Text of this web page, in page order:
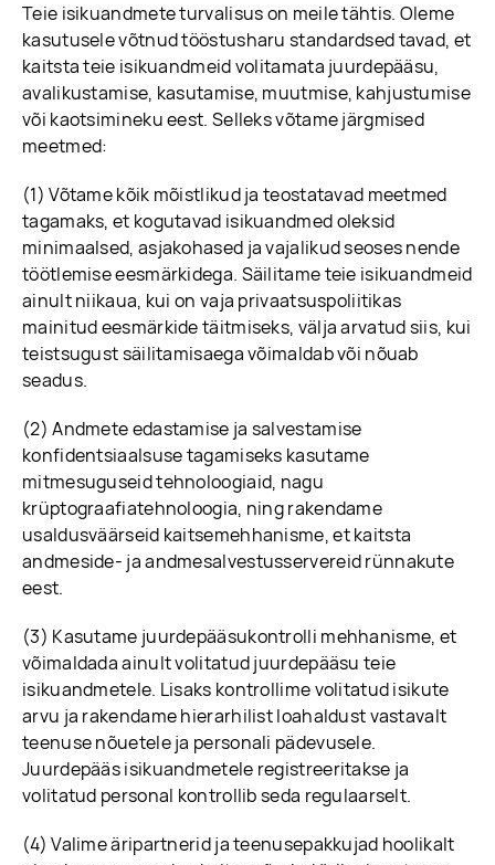
Teie isikuandmete turvalisus on meile tähtis. Oleme
kasutusele võtnud tööstusharu standardsed tavad, et
kaitsta teie isikuandmeid volitamata juurdepääsu,
avalikustamise, kasutamise, muutmise, kahjustumise
või kaotsimineku eest. Selleks võtame järgmised
meetmed:
(1) Võtame kõik mõistlikud ja teostatavad meetmed
tagamaks, et kogutavad isikuandmed oleksid
minimaalsed, asjakohased ja vajalikud seoses nende
töötlemise eesmärkidega. Säilitame teie isikuandmeid
ainult niikaua, kui on vaja privaatsuspoliitikas
mainitud eesmärkide täitmiseks, välja arvatud siis, kui
teistsugust säilitamisaega võimaldab või nõuab
seadus.
(2) Andmete edastamise ja salvestamise
konfidentsiaalsuse tagamiseks kasutame
mitmesuguseid tehnoloogiaid, nagu
krüptograafiatehnoloogia, ning rakendame
usaldusväärseid kaitsemehhanisme, et kaitsta
andmeside- ja andmesalvestusservereid rünnakute
eest.
(3) Kasutame juurdepääsukontrolli mehhanisme, et
võimaldada ainult volitatud juurdepääsu teie
isikuandmetele. Lisaks kontrollime volitatud isikute
arvu ja rakendame hierarhilist loahaldust vastavalt
teenuse nõuetele ja personali pädevusele.
Juurdepääs isikuandmetele registreeritakse ja
volitatud personal kontrollib seda regulaarselt.
(4) Valime äripartnerid ja teenusepakkujad hoolikalt